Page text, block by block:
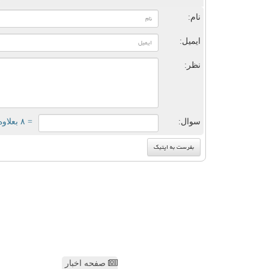
نام:
ایمیل:
نظر:
سوال: = ۸ بعلاوه ۳
صفحه اخبار